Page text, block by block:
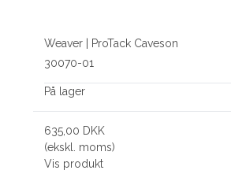
Weaver | ProTack Caveson
30070-01
På lager
635,00 DKK
(ekskl. moms)
Vis produkt